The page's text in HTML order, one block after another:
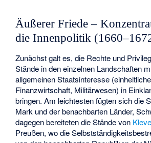
Äußerer Friede –
die Innenpolitik
Zunächst galt es, die Rechte und
Stände in den einzelnen Landschaften
allgemeinen Staatsinteresse
Finanzwirtschaft, Militärwesen) in
bringen. Am leichtesten fügten sich die
Mark und der benachbarten Länder,
dagegen bereiteten die Stände von Kleve
Preußen, wo die